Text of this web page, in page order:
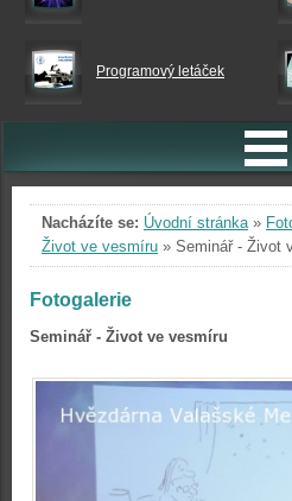
Programový letáček
Nacházíte se: Úvodní stránka»
Život ve vesmíru » Seminář - Život
Fotogalerie
Seminář - Život ve vesmíru